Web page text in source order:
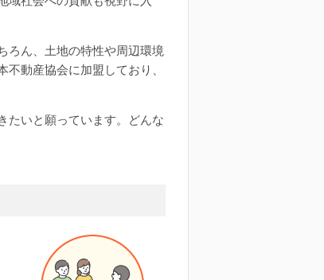
ろん、土地の特性や周辺環境
動産協会に加盟しており、
たいと願っています。どんな